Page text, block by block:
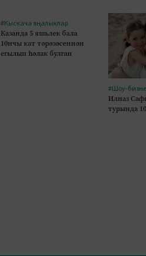
#Кыскача яңалыклар
Казанда 5 яшьлек бала
10нчы кат тәрәзәсеннән
егылып һәлак булган
#Шоу-
Илназ
турында